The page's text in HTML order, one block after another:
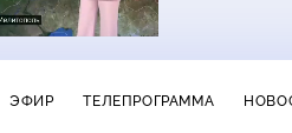
ЭФИР ТЕЛЕПРОГРАММА